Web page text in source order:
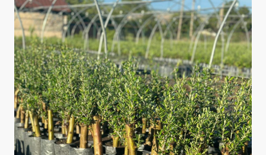
„
ეს
ეს ციკლი რომ შეიქმნა, ამუშავდა უკვე მთლიანად და
თამამად შეგვიძლია ვთქვათ, რომ ზეთისხილის
ინდუსტრიამ დაიმკვიდრა თავისი ადგილი აქაც და
მსოფლიოშიც. წარმოიდგინეთ, ის ქვეყნები, რომლებიც
არ წარმოებენ ზეთის ხილს და არიან იმპორტიორები
(300 ქვეყნიდან, 47 აწარმოებს მხოლოდ), როდესაც
ქართულ ზეთისხილს ახსენებენ, ყველა ყურებს ცქვეტს და
კითხულობს, ეს ის მაგარი ზეთის ხილია? მაგარი
ხარისხია“,- განაცხადა გიორგი სვანიძემ